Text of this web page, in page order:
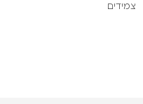
צמידים